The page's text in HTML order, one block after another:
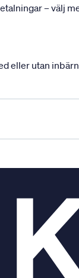
– välj
eller utan